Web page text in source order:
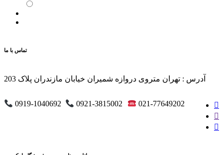
تماس با ما
آدرس : تهران متروی دروازه شمیران خیابان مازندران پلاک 203
0919-1040692 0921-3815002 021-77649202